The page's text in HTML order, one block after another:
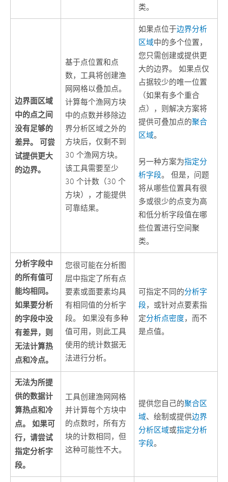
类。
边界面区域
中的点之间
没有足够的
差异。 可尝
试提供更大
的边界。
基于点位置和点
数，工具将创建渔
网网格以叠加点。
计算每个渔网方块
中的点数并移除边
界分析区域之外的
方块后，仅剩不到
30 个渔网方块。
该工具需要至少
30 个计数（30 个
方块），才能提供
可靠结果。
如果点位于边界分析
区域中的多个位置，
您只需创建或提供更
大的边界。 如果点仅
占据较少的唯一位置
（如果有多个重合
点），则解决方案将
提供可叠加点的聚合
区域。
另一种方案为指定分
析字段。 但是，问题
将从哪些位置具有很
多或很少的点变为高
和低分析字段值在哪
些位置进行空间聚
类。
分析字段中
的所有值可
能均相同。
如果要分析
的字段中没
有差异，则
无法计算热
点和冷点。
您很可能在分析图
层中指定了所有点
要素或面要素均具
有相同值的分析字
段。 如果没有多种
值可用，则此工具
使用的统计数据无
法进行分析。
可指定不同的分析字
段，或针对点要素指
定分析点密度，而不
是点值。
无法为所提
供的数据计
算热点和冷
点。 如果可
行，请尝试
指定分析字
段。
工具创建渔网网格
并计算每个方块中
的点数时，所有方
块的计数相同，但
这种可能性不大。
提供您自己的聚合区
域、绘制或提供边界
分析区域或指定分析
字段。